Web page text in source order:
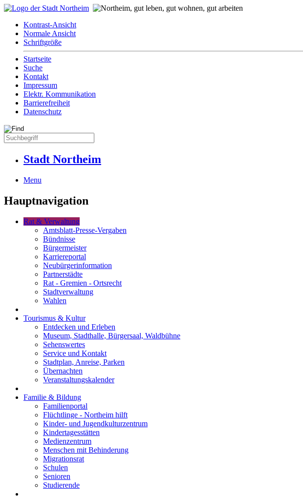
Kontrast-Ansicht
Normale Ansicht
Schriftgröße
Startseite
Suche
Kontakt
Impressum
Elektr. Kommunikation
Barrierefreiheit
Datenschutz
Stadt Northeim
Menu
Hauptnavigation
Rat & Verwaltung
Amtsblatt-Presse-Vergaben
Bündnisse
Bürgermeister
Karriereportal
Neubürgerinformation
Partnerstädte
Rat - Gremien - Ortsrecht
Stadtverwaltung
Wahlen
Tourismus & Kultur
Entdecken und Erleben
Museum, Stadthalle, Bürgersaal, Waldbühne
Sehenswertes
Service und Kontakt
Stadtplan, Anreise, Parken
Übernachten
Veranstaltungskalender
Familie & Bildung
Familienportal
Flüchtlinge - Northeim hilft
Kinder- und Jugendkulturzentrum
Kindertagesstätten
Medienzentrum
Menschen mit Behinderung
Migrationsrat
Schulen
Senioren
Studierende